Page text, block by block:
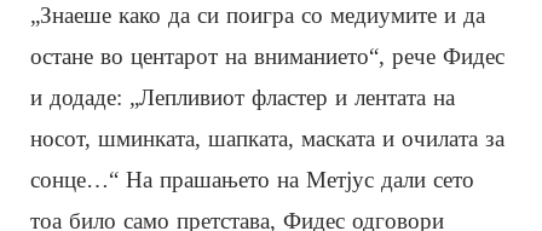
„Знаеше како да си поигра со медиумите и да
остане во центарот на вниманието“, рече Фидес
и додаде: „Лепливиот фластер и лентата на
носот, шминката, шапката, маската и очилата за
сонце…“ На прашањето на Метјус дали сето
тоа било само претстава, Фидес одговори